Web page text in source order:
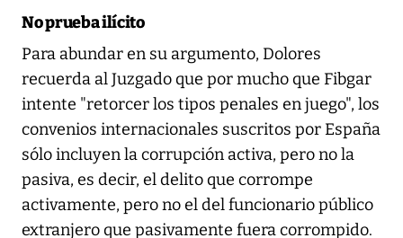
No prueba ilícito
Para abundar en su argumento, Dolores
recuerda al Juzgado que por mucho que Fibgar
intente "retorcer los tipos penales en juego", los
convenios internacionales suscritos por España
sólo incluyen la corrupción activa, pero no la
pasiva, es decir, el delito que corrompe
activamente, pero no el del funcionario público
extranjero que pasivamente fuera corrompido.